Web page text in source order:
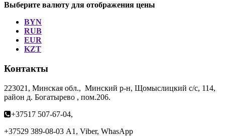
Выберите валюту для отображения цены
BYN
RUB
EUR
KZT
Контакты
223021, Минская обл., Минский р-н, Щомыслицкий с/с, 114,
район д. Богатырево , пом.206.
+37517 507-67-04,
+37529 389-08-03 А1, Viber, WhasApp